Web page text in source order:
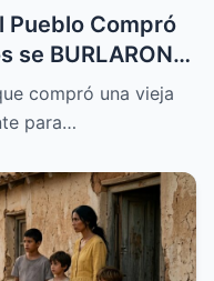
Pueblo Compró
se BURLARON,
compró una vieja
para…